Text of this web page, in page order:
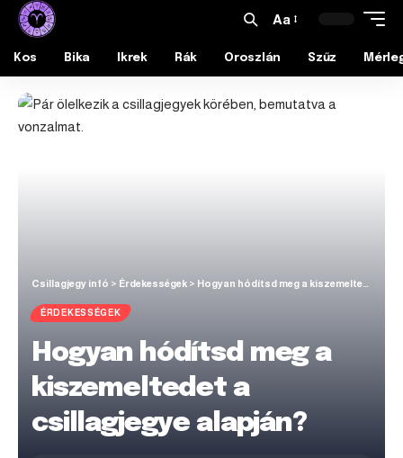
Aa
Kos Bika Ikrek Rák Oroszlán Szűz
Csillagjegy infó > Érdekességek > Hogyan hódítsd meg a kiszemeltedet a csillagjegye alapján?
ÉRDEKESSÉGEK
Hogyan hódítsd meg a
kiszemeltedet a
csillagjegye alapján?